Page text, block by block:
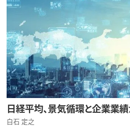
日経平均、景気循環と企業業
白石 定之